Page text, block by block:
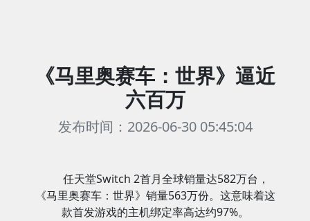
《马里奥赛车：世界》逼近
六百万
发布时间：2026-06-30 05:45:04
任天堂Switch 2首月全球销量达582万台，
《马里奥赛车：世界》销量563万份。这意味着这
款首发游戏的主机绑定率高达约97%。